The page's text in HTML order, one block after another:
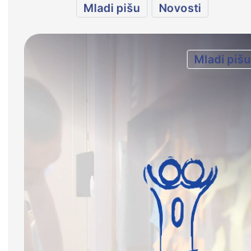
Mladi pišu Novosti
Mladi pišu